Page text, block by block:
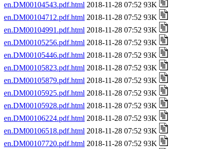
en.DM00104543.pdf.html 2018-11-28 07:52 93K
en.DM00104712.pdf.html 2018-11-28 07:52 93K
en.DM00104991.pdf.html 2018-11-28 07:52 93K
en.DM00105256.pdf.html 2018-11-28 07:52 93K
en.DM00105446.pdf.html 2018-11-28 07:52 93K
en.DM00105823.pdf.html 2018-11-28 07:52 93K
en.DM00105879.pdf.html 2018-11-28 07:52 93K
en.DM00105925.pdf.html 2018-11-28 07:52 93K
en.DM00105928.pdf.html 2018-11-28 07:52 93K
en.DM00106224.pdf.html 2018-11-28 07:52 93K
en.DM00106518.pdf.html 2018-11-28 07:52 93K
en.DM00107720.pdf.html 2018-11-28 07:52 93K